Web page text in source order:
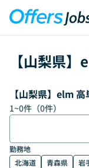
【山梨県】
【山梨県】elm
1~0件（0件）
勤務地
北海道
青森県 岩